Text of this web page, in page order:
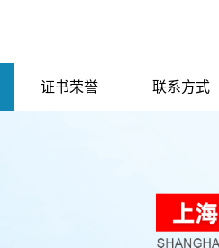
证书荣誉 联系方式